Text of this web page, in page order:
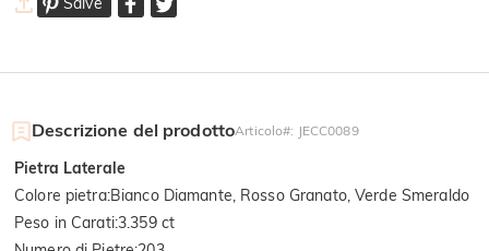
Descrizione del prodottoArticolo#: JECC0089
Pietra Laterale
Colore pietra:Bianco Diamante, Rosso Granato, Verde Smeraldo
Peso in Carati:3.359 ct